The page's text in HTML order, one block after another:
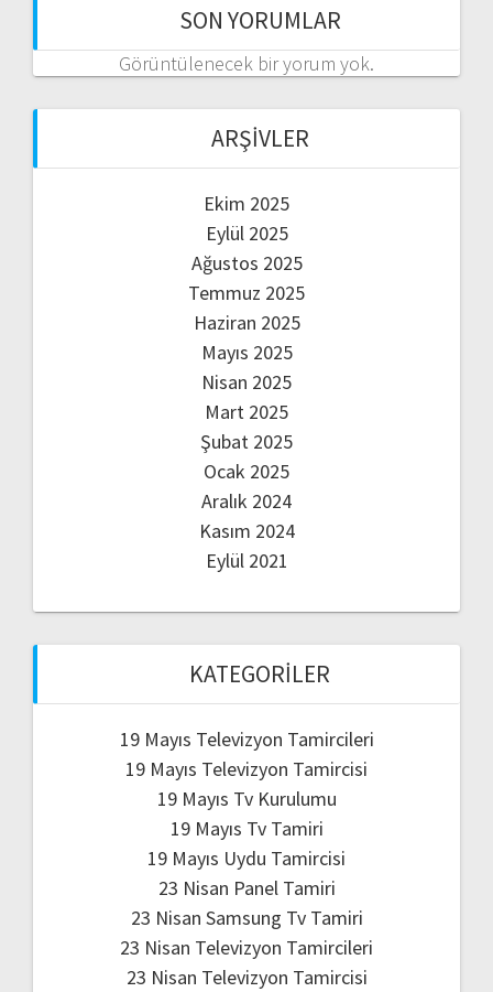
SON YORUMLAR
Görüntülenecek bir yorum yok.
ARŞIVLER
Ekim 2025
Eylül 2025
Ağustos 2025
Temmuz 2025
Haziran 2025
Mayıs 2025
Nisan 2025
Mart 2025
Şubat 2025
Ocak 2025
Aralık 2024
Kasım 2024
Eylül 2021
KATEGORILER
19 Mayıs Televizyon Tamircileri
19 Mayıs Televizyon Tamircisi
19 Mayıs Tv Kurulumu
19 Mayıs Tv Tamiri
19 Mayıs Uydu Tamircisi
23 Nisan Panel Tamiri
23 Nisan Samsung Tv Tamiri
23 Nisan Televizyon Tamircileri
23 Nisan Televizyon Tamircisi